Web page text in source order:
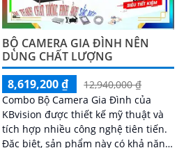
BỘ CAMERA GIA ĐÌNH NÊN
DÙNG CHẤT LƯỢNG
8,619,200 ₫
12,940,000 ₫
Combo Bộ Camera Gia Đình của
KBvision được thiết kế mỹ thuật và
tích hợp nhiều công nghệ tiên tiến.
Đặc biệt, sản phẩm này có khả năng